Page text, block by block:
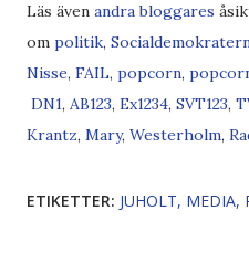
Läs även andra bloggares
om politik,
Nisse, FAIL, popcorn,
DN1, AB123, Ex1234, SVT123,
Krantz, Mary, Westerholm,
ETIKETTER: JUHOLT MEDIA